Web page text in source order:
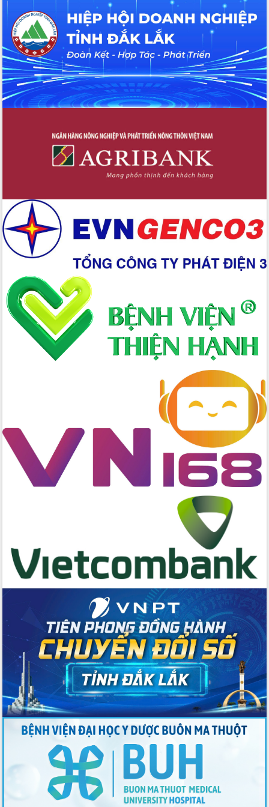
Chuyển đổi số 'mở đường' cho nông
nghiệp Đắk Lắk tăng trưởng bứt phá
Triển khai đồng bộ đo đạc, lập hồ sơ
địa chính, hoàn thiện cơ sở dữ liệu đất
đai
Ứng dụng sinh trắc học - Bước tiến
trong hành trình chuyển đổi số tại Đắk
Lắk
Đắk Lắk nâng cao hiệu quả công tác
Đắk Lắk đẩy mạnh nuôi biển công
nghệ, hướng tới phát triển thủy sản
Tập huấn nâng cao năng lực triển khai
cấp xã
Đắk Lắk phát động hưởng ứng Ngày
Quyền của người tiêu dùng Việt Nam
2026
Đẩy mạnh cải cách hành chính, quyết
tâm đạt được mục tiêu tăng trưởng
hai con số trong năm 2026
Tổ chức trang trọng Lễ hội Đền thờ
Lương Văn Chánh năm 2026
Phó Bí thư Tỉnh ủy Đắk Lắk Đỗ Hữu
Huy giữ chức Bí thư Đảng ủy Ủy Ban
Nhân dân tỉnh
Bệnh án điện tử thúc đẩy chuyển đổi
Chương trình “Gặp gỡ hữu nghị –
Friendship Meeting New Year 2026”
Bầu cử Quốc hội và HĐND: Cử tri Đắk
Lắk gửi gắm niềm tin, kỳ vọng vào lá
Đảm bảo cuộc bầu cử đại biểu Quốc
hội và đại biểu HĐND các cấp diễn ra
an toàn, hiệu quả, đúng quy định
Thủ tướng Chính phủ Phạm Minh Chính
kiểm tra, chỉ đạo hoàn thành các dự
án cao tốc và thăm khu tái định cư tại
Sôi nổi Hội đua ngựa truyền thống Gò
Thì Thùng mừng Xuân Bính Ngọ 2026
Lãnh đạo tỉnh dâng hương tưởng niệm
tại Đập Đồng Cam đầu Xuân Bính Ngọ
Ngành nông nghiệp phấn đấu tăng
trưởng đạt 5,86% trong năm 2026
UBND tỉnh Đắk Lắk triển khai công tác
quốc phòng, quân sự địa phương năm
Đắk Lắk tập trung toàn lực khắc phục
tồn tại IUU, sẵn sàng làm việc với
Đoàn thanh tra EC
Chủ tịch UBND tỉnh Tạ Anh Tuấn thăm,